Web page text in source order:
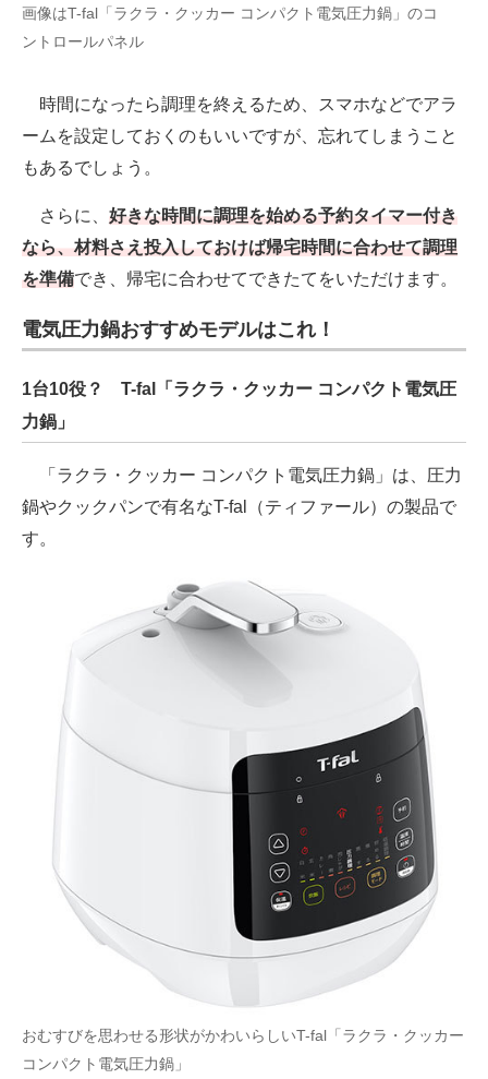
画像はT-fal「ラクラ・クッカー コンパクト電気圧力鍋」のコ
ントロールパネル
時間になったら調理を終えるため、スマホなどでアラ
ームを設定しておくのもいいですが、忘れてしまうこと
もあるでしょう。
さらに、 好きな時間に調理を始める予約タイマー付き
なら、材料さえ投入しておけば帰宅時間に合わせて調理
を準備でき、帰宅に合わせてできたてをいただけます。
電気圧力鍋おすすめモデルはこれ！
1台10役？ T-fal「ラクラ・クッカー コンパクト電気圧
力鍋」
「ラクラ・クッカー コンパクト電気圧力鍋」は、圧力
鍋やクックパンで有名なT-fal（ティファール）の製品で
す。
おむすびを思わせる形状がかわいらしいT-fal「ラクラ・クッカー
コンパクト電気圧力鍋」